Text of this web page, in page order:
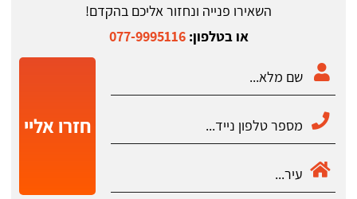
השאירו פנייה ונחזור אליכם בהקדם!
או בטלפון:077-9995116
חזרו אליי